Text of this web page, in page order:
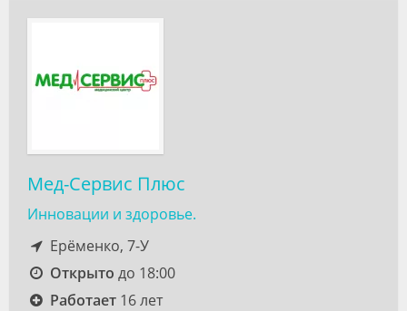
Мед-Сервис Плюс
Инновации и здоровье.
Ерёменко, 7-У
Открыто до 18:00
Работает16 лет